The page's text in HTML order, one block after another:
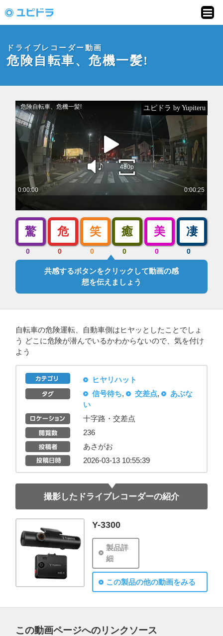
ピドラ」
ドライブレコーダー動画
危険自転車、危機一髪!
ユピドラ by Yupiteru
驚
0
危
0
笑
0
癒
0
美
0
凄
0
共感するボタンをクリックして動画の感
想を伝えましょう
自転車の危険運転、自動車側はヒヤッとしたことでしょ
う どこに危険が潜んでいるかわからないので、気を付け
よう
ヒヤリハット
信号待ち, 交差点,
あぶな
い
十字路・交差点
236
あさがお
2026-03-13 10:55:39
撮影したドライブレコーダーの紹介
Y-3300
製品詳
細
この製品の他の動画をみる
この動画ページへのリンクソース